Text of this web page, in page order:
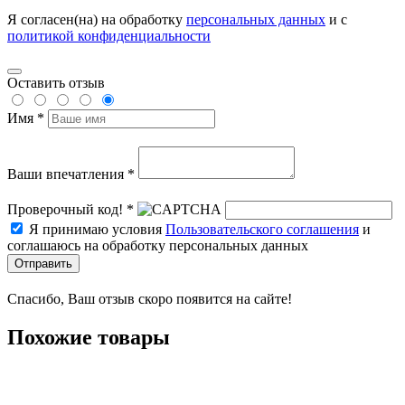
Я согласен(на) на обработку персональных данных и с
политикой конфиденциальности
Оставить отзыв
Имя *
Ваши впечатления *
Проверочный код! *
Я принимаю условия Пользовательского соглашения и
соглашаюсь на обработку персональных данных
Отправить
Спасибо, Ваш отзыв скоро появится на сайте!
Похожие товары